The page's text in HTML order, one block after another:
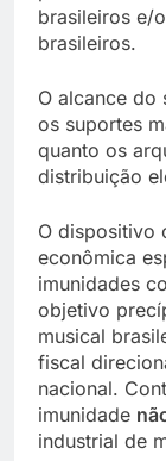
brasileiros e/
brasileiros.
O alcance do
os suportes
quanto os
distribuição
O dispositivo
econômica
imunidades
objetivo
musical
fiscal
nacional.
imunidade
industrial de